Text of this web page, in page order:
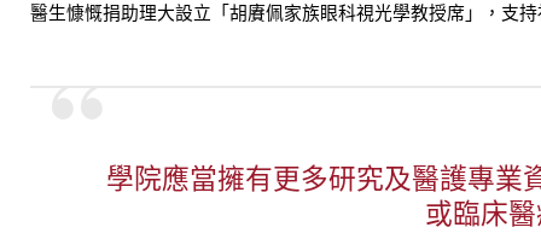
醫生慷慨捐助理大設立「胡賡佩家族眼科視光學教授席」，支
學院應當擁有更多研究及醫護專業
或臨床